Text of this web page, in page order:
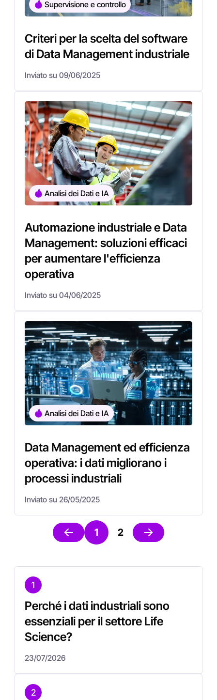
Supervisione e controllo
Criteri per la scelta del software
di Data Management industriale
Inviato su 09/06/2025
Analisi dei Dati e IA
Automazione industriale e Data
Management: soluzioni efficaci
per aumentare l'efficienza
operativa
Inviato su 04/06/2025
Analisi dei Dati e IA
Data Management ed efficienza
operativa: i dati migliorano i
processi industriali
Inviato su 26/05/2025
1 2
1
Perché i dati industriali sono
essenziali per il settore Life
Science?
23/07/2026
2